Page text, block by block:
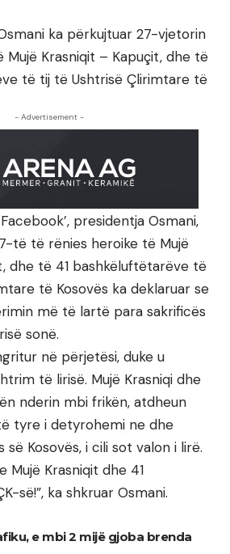
ka përkujtuar 27-vjetorin
Mujë Krasniqit – Kapuçit, dhe të
të tij të Ushtrisë Çlirimtare të
- Advertisement -
presidentja Osmani,
të të rënies heroike të Mujë
dhe të 41 bashkëluftëtarëve të
të Kosovës ka deklaruar se
më të lartë para sakrificës
sonë.
në përjetësi, duke u
të lirisë. Mujë Krasniqi dhe
nderin mbi frikën, atdheun
tyre i detyrohemi ne dhe
së Kosovës, i cili sot valon i lirë.
Mujë Krasniqit dhe 41
së!”, ka shkruar Osmani.
e mbi 2 mijë gjoba brenda